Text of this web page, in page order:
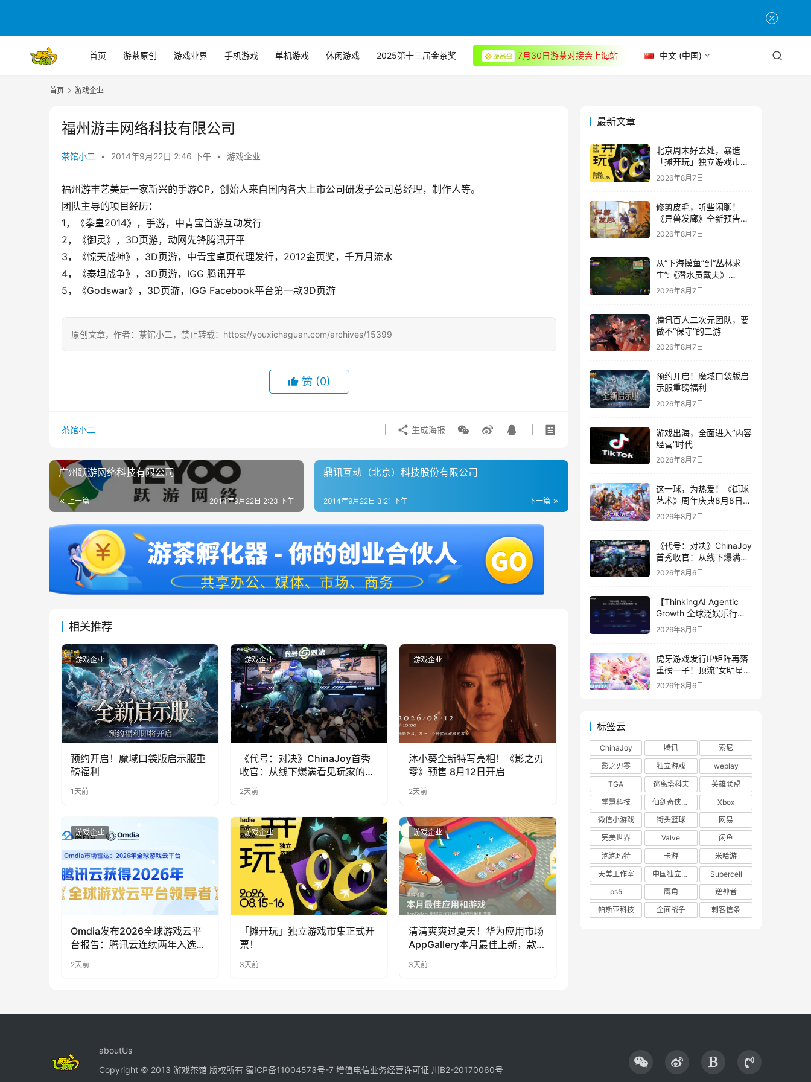
首页 游茶原创 游戏业界 手机游戏 单机游戏 休闲游戏 2025第十三届金茶奖 7月30日游茶对接会上海站 中文 (中国)
首页 游戏企业
福州游丰网络科技有限公司
茶馆小二 • 2014年9月22日 2:46 下午 • 游戏企业
福州游丰艺美是一家新兴的手游CP，创始人来自国内各大上市公司研发子公司总经理，制作人等。
团队主导的项目经历：
1，《拳皇2014》，手游，中青宝首游互动发行
2，《御灵》，3D页游，动网先锋腾讯开平
3，《惊天战神》，3D页游，中青宝卓页代理发行，2012金页奖，千万月流水
4，《泰坦战争》，3D页游，IGG 腾讯开平
5，《Godswar》，3D页游，IGG Facebook平台第一款3D页游
原创文章，作者：茶馆小二，禁止转载：https://youxichaguan.com/archives/15399
赞 (0)
茶馆小二 生成海报
广州跃游网络科技有限公司
上一篇 2014年9月22日 2:23 下午
鼎讯互动（北京）科技股份有限公司
下一篇
2014年9月22日 3:21 下午
相关推荐
游戏企业
预约开启！魔域口袋版启示服重
磅福利
1天前
游戏企业
《代号：对决》ChinaJoy首秀
收官：从线下爆满看见玩家的真
实期待
2天前
游戏企业
沐小葵全新特写亮相！《影之刃
零》预售 8月12日开启
2天前
游戏企业
Omdia发布2026全球游戏云平
台报告：腾讯云连续两年入选
2天前
游戏企业
「摊开玩」独立游戏市集正式开
票！
3天前
游戏企业
清清爽爽过夏天！华为应用市场
AppGallery本月最佳上新，款款
3天前
最新文章
北京周末好去处，暴造
「摊开玩」独立游戏市集
正式开票！
2026年8月7日
修剪皮毛，听些闲聊！
《异兽发廊》全新预告与
Steam免费试玩公开
2026年8月7日
从“下海摸鱼”到“丛林求
生”:《潜水员戴夫》
DLC《丛林》移动端定档
8月14日
2026年8月7日
腾讯百人二次元团队，要
做不“保守”的二游
2026年8月7日
预约开启！魔域口袋版启
示服重磅福利
2026年8月7日
游戏出海，全面进入“内容
经营”时代
2026年8月7日
这一球，为热爱！《街球
艺术》周年庆典8月8日正
式上线，多重福利与全新
内容同步开启
2026年8月7日
《代号：对决》ChinaJoy
首秀收官：从线下爆满看
见玩家的真实期待
2026年8月6日
【ThinkingAI Agentic
Growth 全球泛娱乐行业
峰会】Agent 时代，人到
底负责什么
2026年8月6日
虎牙游戏发行IP矩阵再落
重磅一子！顶流“女明星”
ZANMANG LOOPY 正版
2026年8月6日
标签云
ChinaJoy 腾讯
索尼
影之刃零
独立游戏
weplay
TGA
逃离塔科夫
英雄联盟
掌慧科技
仙剑奇侠传四
Xbox
微信小游戏
街头篮球
网易
完美世界
Valve
闲鱼
泡泡玛特
卡游
米哈游
天美工作室
中国独立游戏联盟
Supercell
ps5
鹰角
逆神者
帕斯亚科技
全面战争 刺客信条
aboutUs
Copyright © 2013 游戏茶馆 版权所有 蜀ICP备11004573号-7 增值电信业务经营许可证 川B2-20170060号